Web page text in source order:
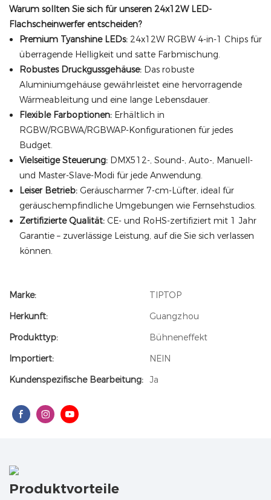
Warum sollten Sie sich für unseren 24x12W LED-
Flachscheinwerfer entscheiden?
Premium Tyanshine LEDs:24x12W RGBW 4-in-1 Chips für
überragende Helligkeit und satte Farbmischung.
Robustes Druckgussgehäuse:Das robuste
Aluminiumgehäuse gewährleistet eine hervorragende
Wärmeableitung und eine lange Lebensdauer.
Flexible Farboptionen:Erhältlich in
RGBW/RGBWA/RGBWAP-Konfigurationen für jedes
Budget.
Vielseitige Steuerung:DMX512-, Sound-, Auto-, Manuell-
und Master-Slave-Modi für jede Anwendung.
Leiser Betrieb:Geräuscharmer 7-cm-Lüfter, ideal für
geräuschempfindliche Umgebungen wie Fernsehstudios.
Zertifizierte Qualität:CE- und RoHS-zertifiziert mit 1 Jahr
Garantie – zuverlässige Leistung, auf die Sie sich verlassen
können.
Marke:
TIPTOP
Herkunft:
Guangzhou
Produkttyp:
Bühneneffekt
Importiert:
NEIN
Kundenspezifische Bearbeitung: Ja
Produktvorteile